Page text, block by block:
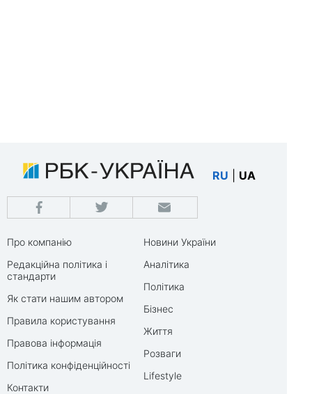
RU UA
Про компанію
Редакційна політика і
стандарти
Як стати нашим автором
Правила користування
Правова інформація
Політика конфіденційності
Контакти
Новини України
Аналітика
Політика
Бізнес
Життя
Розваги
Lifestyle